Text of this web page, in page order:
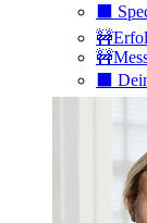
⬛️
⬛️